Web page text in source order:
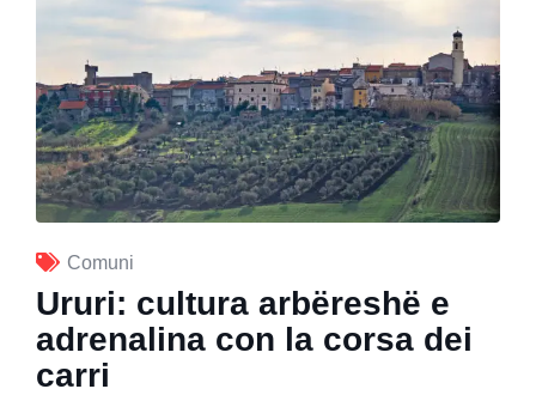
Comuni
Ururi: cultura arbëreshë e
adrenalina con la corsa dei
carri